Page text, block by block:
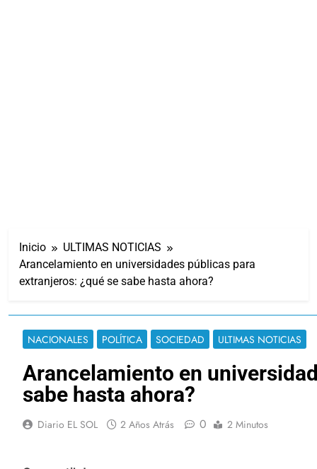
Inicio
ULTIMAS NOTICIAS
Arancelamiento en universidades públicas para
extranjeros: ¿qué se sabe hasta ahora?
NACIONALES POLÍTICA SOCIEDAD ULTIMAS NOTICIAS
Arancelamiento en
sabe hasta ahora?
Diario EL SOL 2 Años Atrás 0 2 Minutos